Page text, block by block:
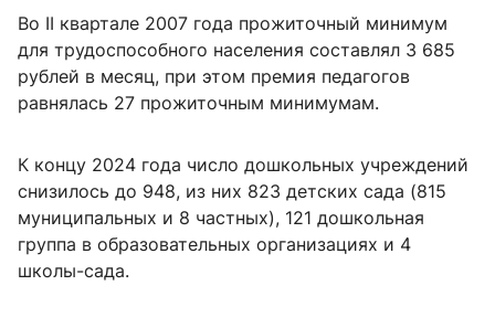
Во II квартале 2007 года прожиточный минимум
для трудоспособного населения составлял 3 685
рублей в месяц, при этом премия педагогов
равнялась 27 прожиточным минимумам.
К концу 2024 года число дошкольных учреждений
снизилось до 948, из них 823 детских сада (815
муниципальных и 8 частных), 121 дошкольная
группа в образовательных организациях и 4
школы-сада.